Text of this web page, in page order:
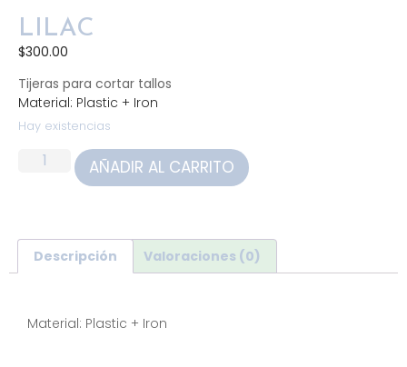
LILAC
$300.00
Tijeras para cortar tallos
Material: Plastic + Iron
Hay existencias
AÑADIR AL CARRITO
Descripción Valoraciones (0)
Material: Plastic + Iron